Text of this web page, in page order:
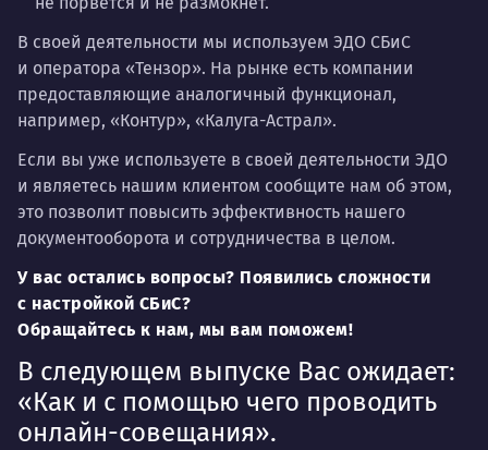
В своей деятельности мы используем ЭДО СБиС
и оператора «Тензор». На рынке есть компании
предоставляющие аналогичный функционал,
например, «Контур», «Калуга-Астрал».
Если вы уже используете в своей деятельности ЭДО
и являетесь нашим клиентом сообщите нам об этом,
это позволит повысить эффективность нашего
документооборота и сотрудничества в целом.
У вас остались вопросы? Появились сложности
с настройкой СБиС?
Обращайтесь к нам, мы вам поможем!
В следующем выпуске Вас ожидает:
«Как и с помощью чего проводить
онлайн-совещания».